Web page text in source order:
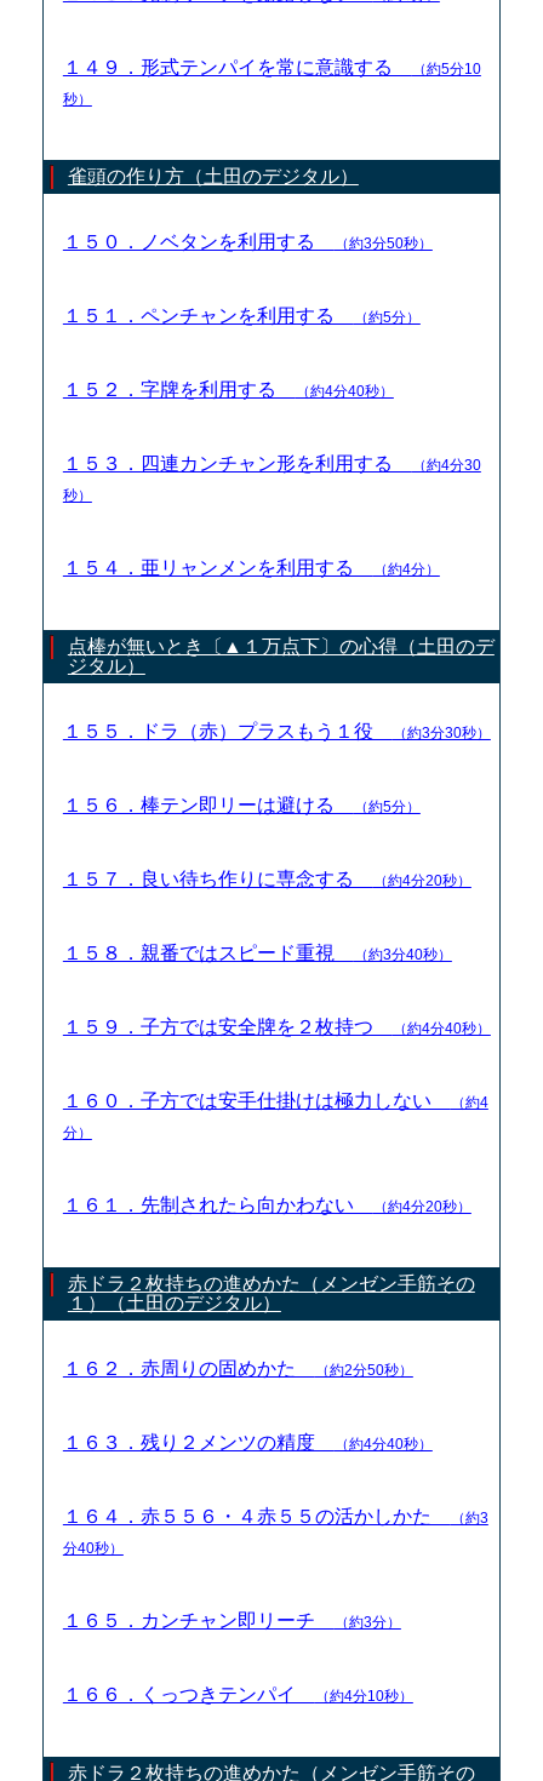
１４９．形式テンパイを常に意識する
（約5分10
秒）
雀頭の作り方（土田のデジタル）
１５０．ノベタンを利用する （約3分50秒）
１５１．ペンチャンを利用する （約5分）
１５２．字牌を利用する （約4分40秒）
１５３．四連カンチャン形を利用する
（約4分30
秒）
１５４．亜リャンメンを利用する （約4分）
点棒が無いとき〔▲１万点下〕の心得（土田のデ
ジタル）
１５５．ドラ（赤）プラスもう１役 （約3分30秒）
１５６．棒テン即リーは避ける （約5分）
１５７．良い待ち作りに専念する （約4分20秒）
１５８．親番ではスピード重視 （約3分40秒）
１５９．子方では安全牌を２枚持つ （約4分40秒）
１６０．子方では安手仕掛けは極力しない
（約4
分）
１６１．先制されたら向かわない （約4分20秒）
赤ドラ２枚持ちの進めかた（メンゼン手筋その
１）（土田のデジタル）
１６２．赤周りの固めかた （約2分50秒）
１６３．残り２メンツの精度 （約4分40秒）
１６４．赤５５６・４赤５５の活かしかた
（約3
分40秒）
１６５．カンチャン即リーチ （約3分）
１６６．くっつきテンパイ （約4分10秒）
赤ドラ２枚持ちの進めかた（メンゼン手筋その